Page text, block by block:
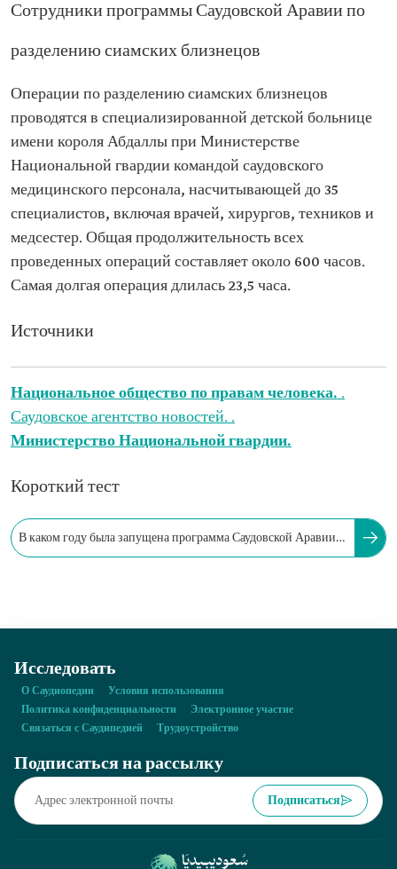
Сотрудники программы Саудовской Аравии по
разделению сиамских близнецов
Операции по разделению сиамских близнецов
проводятся в специализированной детской больнице
имени короля Абдаллы при Министерстве
Национальной гвардии командой саудовского
медицинского персонала, насчитывающей до 35
специалистов, включая врачей, хирургов, техников и
медсестер. Общая продолжительность всех
проведенных операций составляет около 600 часов.
Самая долгая операция длилась 23,5 часа.
Источники
Национальное общество по правам человека. .
Саудовское агентство новостей. .
Министерство Национальной гвардии.
Короткий тест
В каком году была запущена программа Саудовской Аравии
Исследовать
О Саудиопедии
Условия использования
Политика конфиденциальности
Электронное участие
Связаться с Саудипедией
Трудоустройство
Подписаться на рассылку
Подписаться